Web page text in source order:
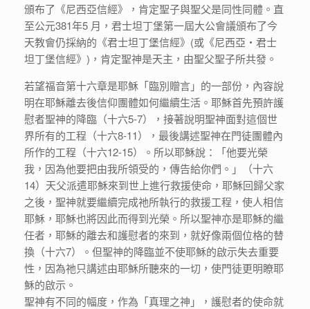
頒布了《尼西亞信經》，肯定聖子與聖父是同性同體。直
至公元381年5 月，君士坦丁堡第一屆大公會議頒布了今
天教會仍採納的《君士坦丁堡信經》(或《尼西亞‧君士
坦丁堡信經》)，肯定聖神是天主，由聖父聖子所共發。
若望福音第十六章是耶穌「臨別贈言」的一部份，內容說
明在耶穌離去後信仰團體如何繼續生活。耶穌首先預許護
慰者聖神的降臨（十六5-7），接著說明聖神面對這個世
界所有的工程（十六8-11），最後講述聖神在門徒團體內
所作的工程（十六12-15）。所以耶穌說：「他要光榮
我，因為他要把由我所領受的，傳告給你們。」（十六
14）天父派遣耶穌來到世上進行救援使命，耶穌回歸父家
之後，聖神就要繼續完成祂所執行的救援工程，使人相信
耶穌，耶穌也將因此而得到光榮。所以聖神亦是耶穌的繼
任者，耶穌的離去和護慰者的來到，就好像兩個位格的替
換（十六7）。但聖神的降臨並不使耶穌的啟示失去重要
性，因為祂只講述由耶穌所聽來的一切，使門徒更明瞭耶
穌的啟示。
聖神有不同的幅度，作為「真理之神」，護慰者的使命就